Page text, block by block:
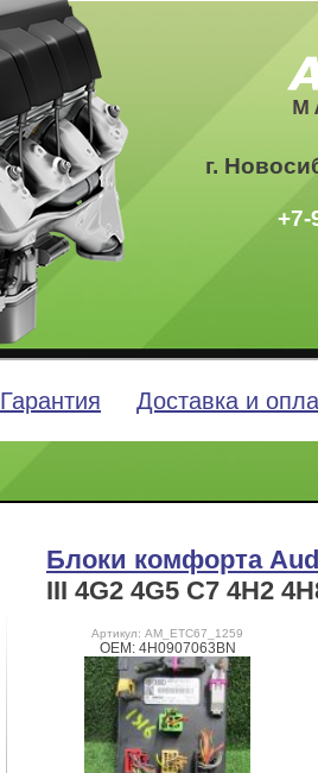
г.
+7-
Гарантия Доставка и
Блоки комфорта
III 4G2 4G5 C7 4H2
Артикул: AM_ETC67_1259
OEM: 4H0907063BN